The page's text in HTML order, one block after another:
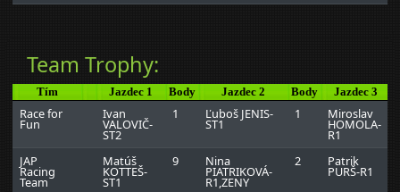
Team Trophy:
Tím Jazdec 1 Body Jazdec 2 Body Jazdec 3
Race for
Fun
Ivan
VALOVIČ-
ST2
1 Ľuboš JENIS-
ST1
1 Miroslav
HOMOLA-
R1
JAP
Racing
Team
Matúš
KOTTEŠ-
ST1
9 Nina
PIATRIKOVÁ-
R1,ZENY
2 Patrik
PURŠ-R1